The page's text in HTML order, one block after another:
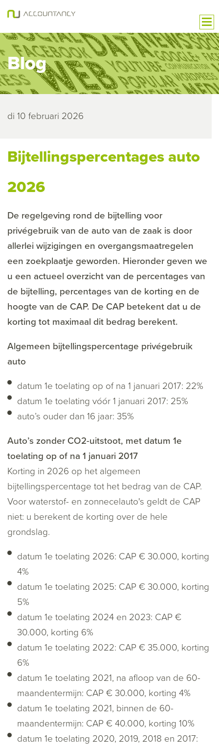
Blog
di 10 februari 2026
Bijtellingspercentages auto
2026
De regelgeving rond de bijtelling voor
privégebruik van de auto van de zaak is door
allerlei wijzigingen en overgangsmaatregelen
een zoekplaatje geworden. Hieronder geven we
u een actueel overzicht van de percentages van
de bijtelling, percentages van de korting en de
hoogte van de CAP. De CAP betekent dat u de
korting tot maximaal dit bedrag berekent.
Algemeen bijtellingspercentage privégebruik
auto
datum 1e toelating op of na 1 januari 2017: 22%
datum 1e toelating vóór 1 januari 2017: 25%
auto’s ouder dan 16 jaar: 35%
Auto’s zonder CO2-uitstoot, met datum 1e
toelating op of na 1 januari 2017
Korting in 2026 op het algemeen
bijtellingspercentage tot het bedrag van de CAP.
Voor waterstof- en zonnecelauto's geldt de CAP
niet: u berekent de korting over de hele
grondslag.
datum 1e toelating 2026: CAP € 30.000, korting
4%
datum 1e toelating 2025: CAP € 30.000, korting
5%
datum 1e toelating 2024 en 2023: CAP €
30.000, korting 6%
datum 1e toelating 2022: CAP € 35.000, korting
6%
datum 1e toelating 2021, na afloop van de 60-
maandentermijn: CAP € 30.000, korting 4%
datum 1e toelating 2021, binnen de 60-
maandentermijn: CAP € 40.000, korting 10%
datum 1e toelating 2020, 2019, 2018 en 2017: